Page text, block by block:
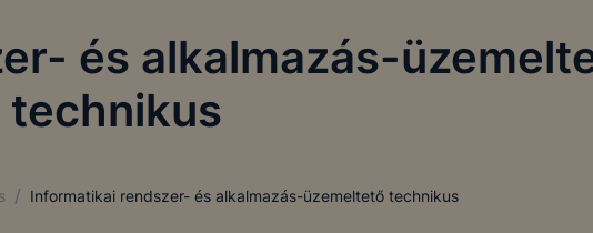
és alkalmazás-
technikus
/ Informatikai rendszer- és alkalmazás-üzemeltető technikus